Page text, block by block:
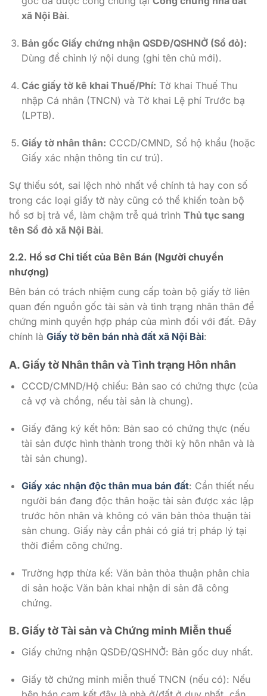
xã Nội Bài.
Bản gốc Giấy chứng nhận QSDĐ/QSHNỞ (Sổ đỏ):
Dùng để chỉnh lý nội dung (ghi tên chủ mới).
Các giấy tờ kê khai Thuế/Phí: Tờ khai Thuế Thu
nhập Cá nhân (TNCN) và Tờ khai Lệ phí Trước bạ
(LPTB).
Giấy tờ nhân thân: CCCD/CMND, Sổ hộ khẩu (hoặc
Giấy xác nhận thông tin cư trú).
Sự thiếu sót, sai lệch nhỏ nhất về chính tả hay con số
trong các loại giấy tờ này cũng có thể khiến toàn bộ
hồ sơ bị trả về, làm chậm trễ quá trình Thủ tục sang
tên Sổ đỏ xã Nội Bài.
2.2. Hồ sơ Chi tiết của Bên Bán (Người chuyển
nhượng)
Bên bán có trách nhiệm cung cấp toàn bộ giấy tờ liên
quan đến nguồn gốc tài sản và tình trạng nhân thân để
chứng minh quyền hợp pháp của mình đối với đất. Đây
chính là Giấy tờ bên bán nhà đất xã Nội Bài:
A. Giấy tờ Nhân thân và Tình trạng Hôn nhân
CCCD/CMND/Hộ chiếu: Bản sao có chứng thực (của
cả vợ và chồng, nếu tài sản là chung).
Giấy đăng ký kết hôn: Bản sao có chứng thực (nếu
tài sản được hình thành trong thời kỳ hôn nhân và là
tài sản chung).
Giấy xác nhận độc thân mua bán đất: Cần thiết nếu
người bán đang độc thân hoặc tài sản được xác lập
trước hôn nhân và không có văn bản thỏa thuận tài
sản chung. Giấy này cần phải có giá trị pháp lý tại
thời điểm công chứng.
Trường hợp thừa kế: Văn bản thỏa thuận phân chia
di sản hoặc Văn bản khai nhận di sản đã công
chứng.
B. Giấy tờ Tài sản và Chứng minh Miễn thuế
Giấy chứng nhận QSDĐ/QSHNỞ: Bản gốc duy nhất.
Giấy tờ chứng minh miễn thuế TNCN (nếu có): Nếu